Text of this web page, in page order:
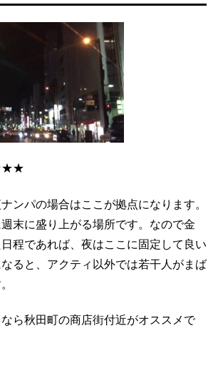
ンパの場合はここが拠点になります。
末に盛り上がる場所です。なので金
程であれば、夜はここに固定して良い
ると、アクティ以外では若干人がまば
ら秋田町の商店街付近がオススメで